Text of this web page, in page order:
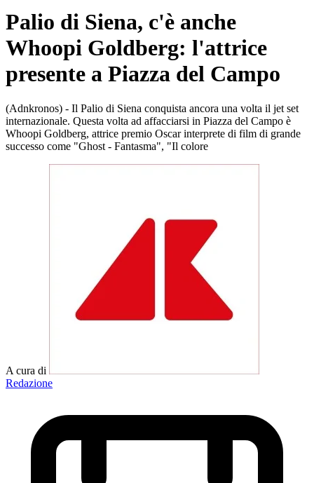
Palio di Siena, c'è anche
Whoopi Goldberg: l'attrice
presente a Piazza del Campo
(Adnkronos) - Il Palio di Siena conquista ancora una volta il jet set
internazionale. Questa volta ad affacciarsi in Piazza del Campo è
Whoopi Goldberg, attrice premio Oscar interprete di film di grande
successo come "Ghost - Fantasma", "Il colore
A cura di
Redazione